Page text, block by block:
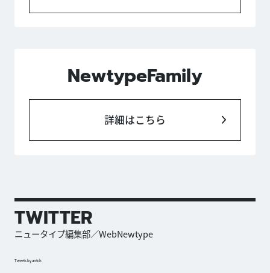
NewtypeFamily
詳細はこちら
TWITTER
ニュータイプ編集部／WebNewtype
Tweets by antch